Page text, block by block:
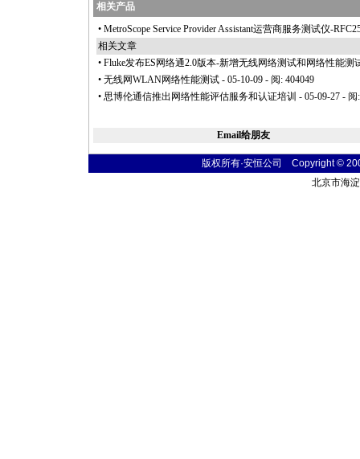
相关产品
• MetroScope Service Provider Assistant运营商服务测试仪-
相关文章
• Fluke发布ES网络通2.0版本-新增无线网络测试和网络性能测
• 无线网WLAN网络性能测试 - 05-10-09 - 阅: 404049
• 思博伦通信推出网络性能评估服务和认证培训 - 05-09-27 - 阅
Email给朋友
版权所有·安恒公司 Copyright ©
北京市海